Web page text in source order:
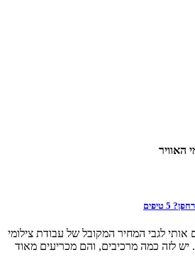
האוויר
טיפים
לגבי המחיר המקובל של עבודת צילומי
יש לזה כמה מרכיבים, והם מכריעים מאוד